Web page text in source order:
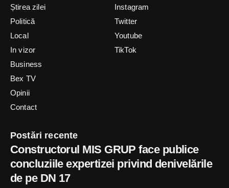
Știrea zilei
Politică
Local
In vizor
Business
Bex TV
Opinii
Contact
Instagram
Twitter
Youtube
TikTok
Postări recente
Constructorul MIS GRUP face publice
concluziile expertizei privind denivelările
de pe DN 17